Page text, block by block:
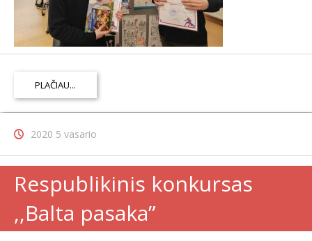
PLAČIAU...
2020 5 vasario
Respublikinis konkursas
,,Balta pasaka”